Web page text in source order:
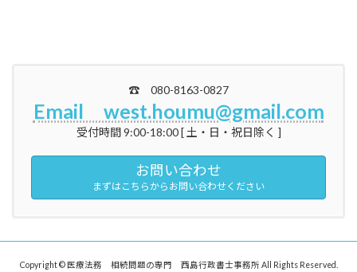
☎ 080-8163-0827
Email west.houmu@gmail.com
受付時間 9:00-18:00 [ 土・日・祝日除く ]
お問い合わせ
まずはこちらからお問い合わせください
Copyright © 医療法務 相続問題の専門 西島行政書士事務所 All Rights Reserved.